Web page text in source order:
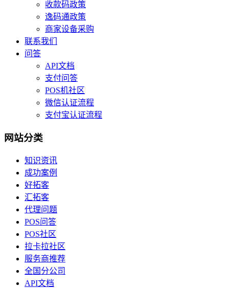
收款码政策
逸码通政策
商家设备采购
联系我们
问答
API文档
支付问答
POS机社区
微信认证流程
支付宝认证流程
网站分类
知识资讯
成功案例
好拓客
汇拓客
代理问题
POS问答
POS社区
拉卡拉社区
服务商推荐
全国分公司
API文档